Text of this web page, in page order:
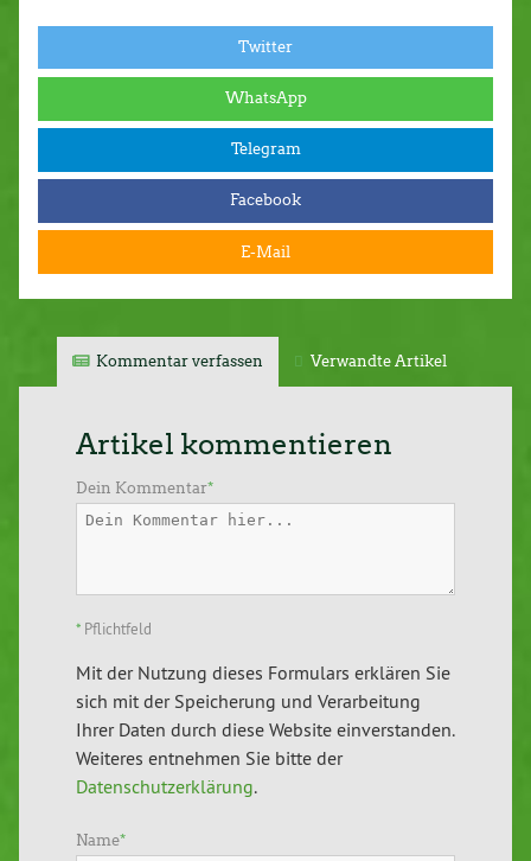
Twitter
WhatsApp
Telegram
Facebook
E-Mail
Kommentar verfassen Verwandte Artikel
Artikel kommentieren
Dein Kommentar*
* Pflichtfeld
Mit der Nutzung dieses Formulars erklären Sie
sich mit der Speicherung und Verarbeitung
Ihrer Daten durch diese Website einverstanden.
Weiteres entnehmen Sie bitte der
Datenschutzerklärung.
Name*